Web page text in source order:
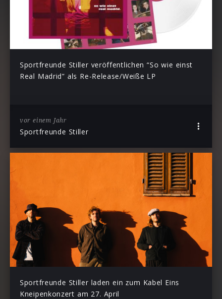
Sportfreunde Stiller veröffentlichen “So wie einst
Real Madrid” als Re-Release/Weiße LP
vor einem Jahr
Sportfreunde Stiller
Sportfreunde Stiller laden ein zum Kabel Eins
Kneipenkonzert am 27. April